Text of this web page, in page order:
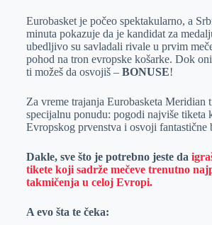
e
r
I
n
s
A
p
a
i
l
Eurobasket je počeo spektakularno, a
minuta pokazuje da je kandidat za
ubedljivo su savladali rivale u prvim
pohod na tron evropske košarke. Dok
ti možeš da osvojiš – BONUSE!
Za vreme trajanja Eurobasketa Meridian
specijalnu ponudu: pogodi najviše tiketa
Evropskog prvenstva i osvoji fantastične
Dakle, sve što je potrebno jeste da
tikete koji sadrže mečeve trenutno
takmičenja u celoj Evropi.
A evo šta te čeka: